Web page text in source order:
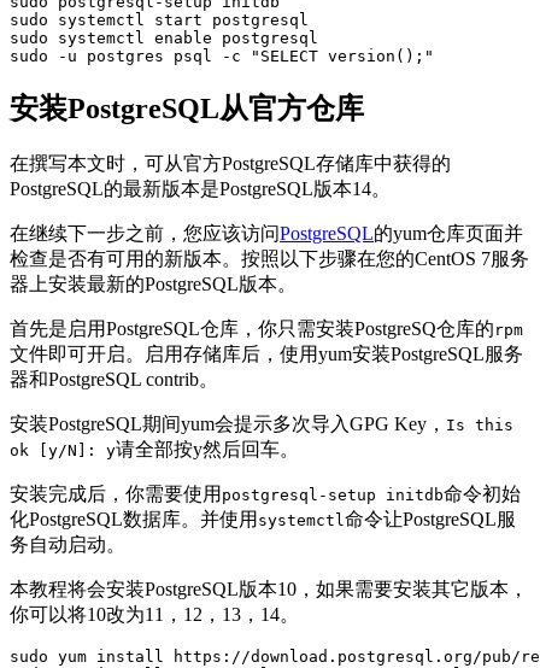
sudo systemctl start postgresql
sudo systemctl enable postgresql
sudo -u postgres psql -c "SELECT version();"
安装PostgreSQL从官方仓库
在撰写本文时，可从官方PostgreSQL存储库中获得的
PostgreSQL的最新版本是PostgreSQL版本14。
在继续下一步之前，您应该访问PostgreSQL的yum仓库页面并
检查是否有可用的新版本。按照以下步骤在您的CentOS 7服务
器上安装最新的PostgreSQL版本。
首先是启用PostgreSQL仓库，你只需安装PostgreSQ仓库的 rpm
文件即可开启。启用存储库后，使用yum安装PostgreSQL服务
器和PostgreSQL contrib。
安装PostgreSQL期间yum会提示多次导入GPG Key， Is this
ok [y/N]: y请全部按y然后回车。
安装完成后，你需要使用 postgresql-setup initdb命令初始
化PostgreSQL数据库。并使用 systemctl 命令让PostgreSQL服
务自动启动。
本教程将会安装PostgreSQL版本10，如果需要安装其它版本，
你可以将10改为11，12，13，14。
sudo yum install https://download.postgresql.org/pub/